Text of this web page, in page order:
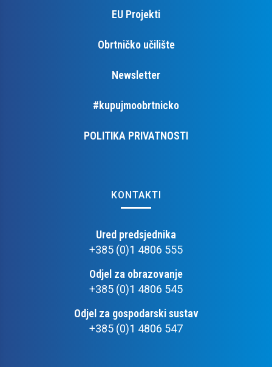
EU Projekti
Obrtničko učilište
Newsletter
#kupujmoobrtnicko
POLITIKA PRIVATNOSTI
KONTAKTI
Ured predsjednika
+385 (0)1 4806 555
Odjel za obrazovanje
+385 (0)1 4806 545
Odjel za gospodarski sustav
+385 (0)1 4806 547